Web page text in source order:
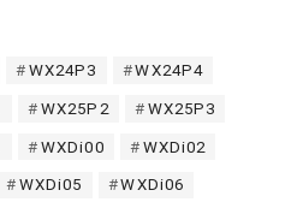
WX24P3 WX24P4
WX25P2 WX25P3
WXDi00 WXDi02
WXDi05 WXDi06